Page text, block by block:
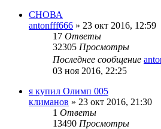
СНОВА
antonfff666 » 23 окт 2016, 12:59
17 Ответы
32305 Просмотры
Последнее сообщение
03 ноя 2016, 22:25
я купил Олимп 005
климанов » 23 окт 2016, 21:30
1 Ответы
13490 Просмотры